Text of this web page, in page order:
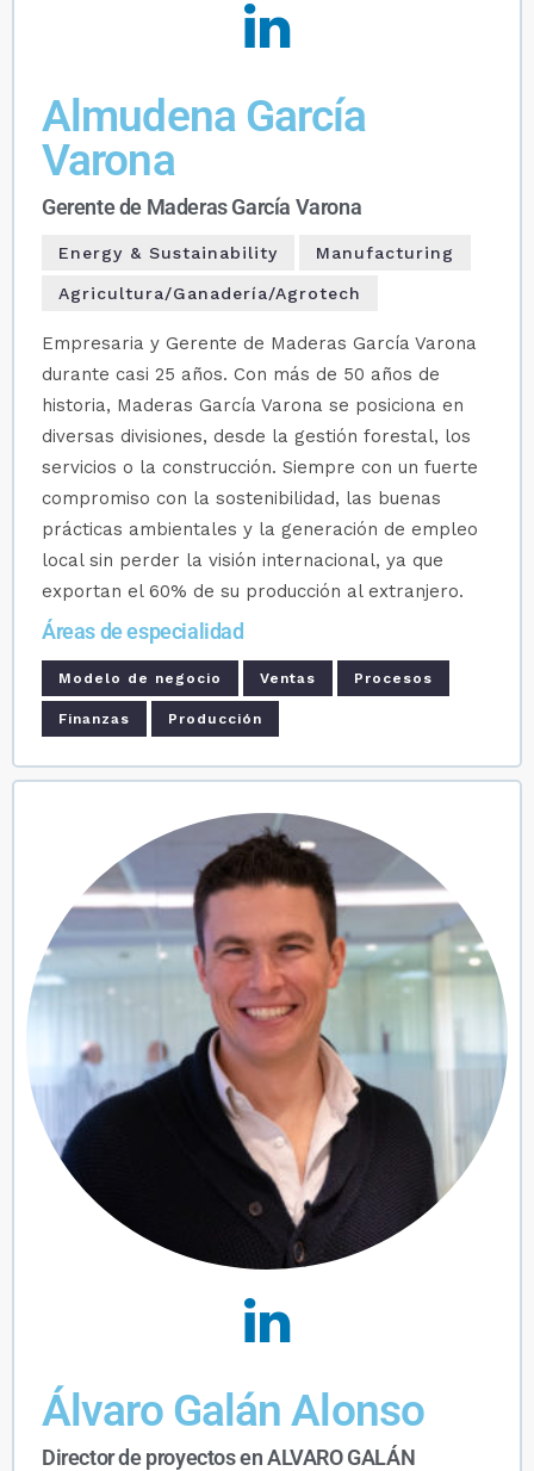
Almudena García
Varona
Gerente de Maderas García Varona
Energy & Sustainability Manufacturing
Agricultura/Ganadería/Agrotech
Empresaria y Gerente de Maderas García Varona
durante casi 25 años. Con más de 50 años de
historia, Maderas García Varona se posiciona en
diversas divisiones, desde la gestión forestal, los
servicios o la construcción. Siempre con un fuerte
compromiso con la sostenibilidad, las buenas
prácticas ambientales y la generación de empleo
local sin perder la visión internacional, ya que
exportan el 60% de su producción al extranjero.
Áreas de especialidad
Modelo de negocio Ventas Procesos
Finanzas Producción
Álvaro Galán Alonso
Director de proyectos en ALVARO GALÁN